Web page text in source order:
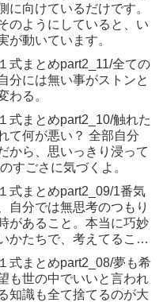
に向けているだけです。
のようにしていると、い
が動いています。
式まとめpart2_11/全ての
分には無い事がストンと
わる。
式まとめpart2_10/触れた
て何が悪い？ 全部自分
から、思いっきり浸って
すごさに気づくよ。
式まとめpart2_09/1番気
自分では無思考のつもり
があること。本当に巧妙
かたちで、考えてること
式まとめpart2_08/夢も希
も世の中でいいと言われ
知識も全て捨てるのが大